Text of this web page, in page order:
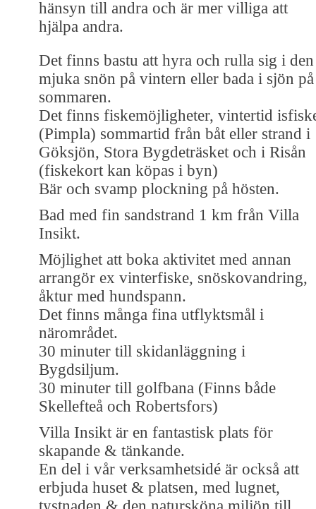
hänsyn till andra och är mer villiga att
hjälpa andra.
Det finns bastu att hyra och rulla sig i den
mjuka snön på vintern eller bada i sjön på
sommaren.
Det finns fiskemöjligheter, vintertid
(Pimpla) sommartid från båt eller strand i
Göksjön, Stora Bygdeträsket och i Risån
(fiskekort kan köpas i byn)
Bär och svamp plockning på hösten.
Bad med fin sandstrand 1 km från Villa
Insikt.
Möjlighet att boka aktivitet med annan
arrangör ex vinterfiske, snöskovandring,
åktur med hundspann.
Det finns många fina utflyktsmål i
närområdet.
30 minuter till skidanläggning i
Bygdsiljum.
30 minuter till golfbana (Finns både
Skellefteå och Robertsfors)
Villa Insikt är en fantastisk plats för
skapande & tänkande.
En del i vår verksamhetsidé är också att
erbjuda huset & platsen, med lugnet,